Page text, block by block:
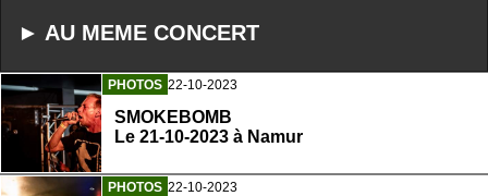
► AU MEME CONCERT
PHOTOS 22-10-2023
SMOKEBOMB
Le 21-10-2023 à Namur
PHOTOS 22-10-2023